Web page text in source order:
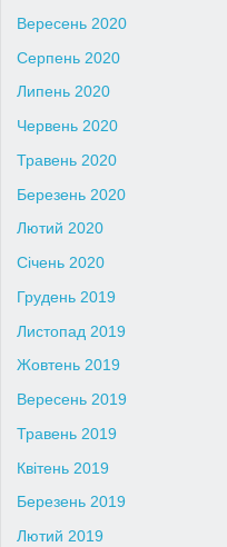
Вересень 2020
Серпень 2020
Липень 2020
Червень 2020
Травень 2020
Березень 2020
Лютий 2020
Січень 2020
Грудень 2019
Листопад 2019
Жовтень 2019
Вересень 2019
Травень 2019
Квітень 2019
Березень 2019
Лютий 2019